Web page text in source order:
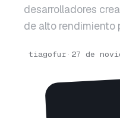
desarrolladores
de alto rendimiento
tiagofur · 27 de